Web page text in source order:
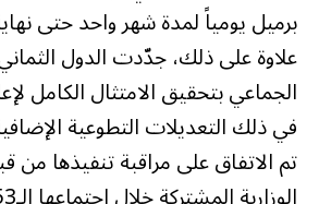
برميل يومياً لمدة شهر واحد حتى نهاية
علاوة على ذلك، جدّدت الدول الثماني
الجماعي بتحقيق الامتثال الكامل
في ذلك التعديلات التطوعية
تم الاتفاق على مراقبة تنفيذها من